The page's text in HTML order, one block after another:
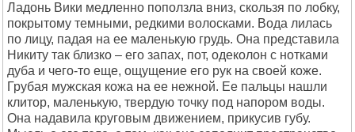
Ладонь Вики медленно поползла вниз, скользя по лобку,
покрытому темными, редкими волосками. Вода лилась
по лицу, падая на ее маленькую грудь. Она представила
Никиту так близко – его запах, пот, одеколон с нотками
дуба и чего-то еще, ощущение его рук на своей коже.
Грубая мужская кожа на ее нежной. Ее пальцы нашли
клитор, маленькую, твердую точку под напором воды.
Она надавила круговым движением, прикусив губу.